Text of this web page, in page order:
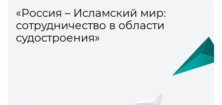
«Россия – Исламский мир:
сотрудничество в области
судостроения»